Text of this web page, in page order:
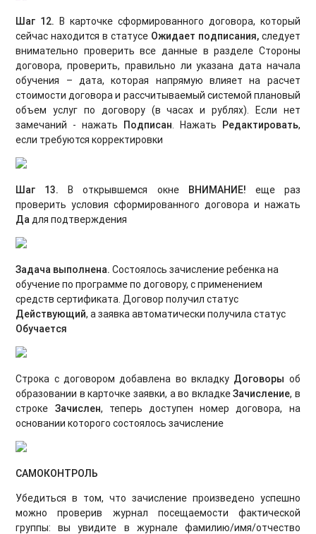
Шаг 12. В карточке сформированного договора, который
сейчас находится в статусе Ожидает подписания,следует
внимательно проверить все данные в разделе Стороны
договора, проверить, правильно ли указана дата начала
обучения – дата, которая напрямую влияет на расчет
стоимости договора и рассчитываемый системой плановый
объем услуг по договору (в часах и рублях). Если нет
замечаний - нажать Подписан. Нажать Редактировать,
если требуются корректировки
Шаг 13. В открывшемся окне ВНИМАНИЕ! еще раз
проверить условия сформированного договора и нажать
Дадля подтверждения
Задача выполнена. Состоялось зачисление ребенка на
обучение по программе по договору, с применением
средств сертификата. Договор получил статус
Действующий, а заявка автоматически получила статус
Обучается
Строка с договором добавлена во вкладку Договоры об
образовании в карточке заявки, а во вкладкеЗачисление, в
строке Зачислен, теперь доступен номер договора, на
основании которого состоялось зачисление
САМОКОНТРОЛЬ
Убедиться в том, что зачисление произведено успешно
можно проверив журнал посещаемости фактической
группы: вы увидите в журнале фамилию/имя/отчество